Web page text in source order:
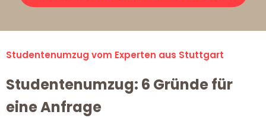
Studentenumzug vom Experten aus Stuttgart
Studentenumzug: 6 Gründe für
eine Anfrage